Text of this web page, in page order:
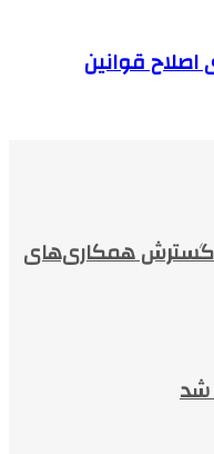
قوانین
گسترش همکاری‌های
شد